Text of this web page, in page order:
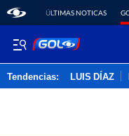
ÚLTIMAS NOTICAS
Tendencias: LUIS DÍAZ